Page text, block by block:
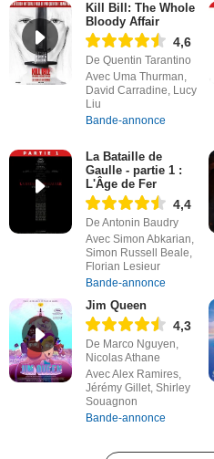
Kill Bill: The Whole
Bloody Affair
4,6
De Quentin Tarantino
Avec Uma Thurman,
David Carradine, Lucy
Liu
Bande-annonce
La Bataille de
Gaulle - partie 1 :
L'Âge de Fer
4,4
De Antonin Baudry
Avec Simon Abkarian,
Simon Russell Beale,
Florian Lesieur
Bande-annonce
Jim Queen
4,3
De Marco Nguyen,
Nicolas Athane
Avec Alex Ramires,
Jérémy Gillet, Shirley
Souagnon
Bande-annonce